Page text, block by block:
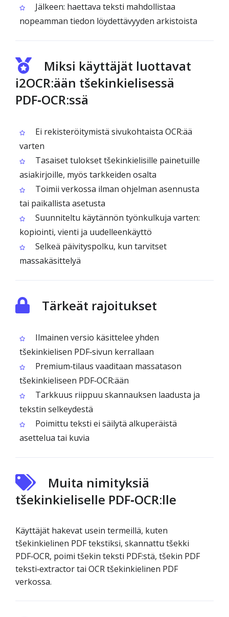
Jälkeen: haettava teksti mahdollistaa
nopeamman tiedon löydettävyyden arkistoista
Miksi käyttäjät luottavat
i2OCR:ään tšekinkielisessä
PDF‑OCR:ssä
Ei rekisteröitymistä sivukohtaista OCR:ää
varten
Tasaiset tulokset tšekinkielisille painetuille
asiakirjoille, myös tarkkeiden osalta
Toimii verkossa ilman ohjelman asennusta
tai paikallista asetusta
Suunniteltu käytännön työnkulkuja varten:
kopiointi, vienti ja uudelleenkäyttö
Selkeä päivityspolku, kun tarvitset
massakäsittelyä
Tärkeät rajoitukset
Ilmainen versio käsittelee yhden
tšekinkielisen PDF‑sivun kerrallaan
Premium‑tilaus vaaditaan massatason
tšekinkieliseen PDF‑OCR:ään
Tarkkuus riippuu skannauksen laadusta ja
tekstin selkeydestä
Poimittu teksti ei säilytä alkuperäistä
asettelua tai kuvia
Muita nimityksiä
tšekinkieliselle PDF‑OCR:lle
Käyttäjät hakevat usein termeillä, kuten
tšekinkielinen PDF tekstiksi, skannattu tšekki
PDF‑OCR, poimi tšekin teksti PDF:stä, tšekin PDF
teksti‑extractor tai OCR tšekinkielinen PDF
verkossa.